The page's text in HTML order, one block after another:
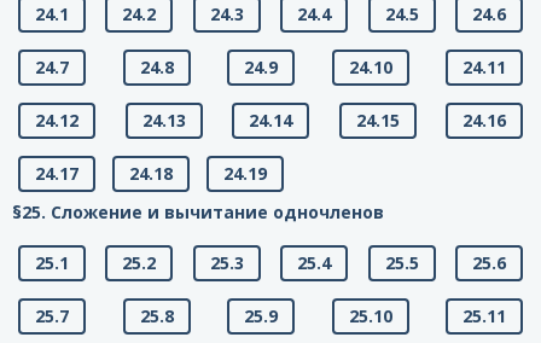
24.1 24.2 24.3 24.4 24.5 24.6
24.7 24.8 24.9 24.10 24.11
24.12 24.13 24.14 24.15 24.16
24.17 24.18
24.19
§25. Сложение и вычитание одночленов
25.1 25.2 25.3 25.4 25.5 25.6
25.7 25.8 25.9 25.10 25.11